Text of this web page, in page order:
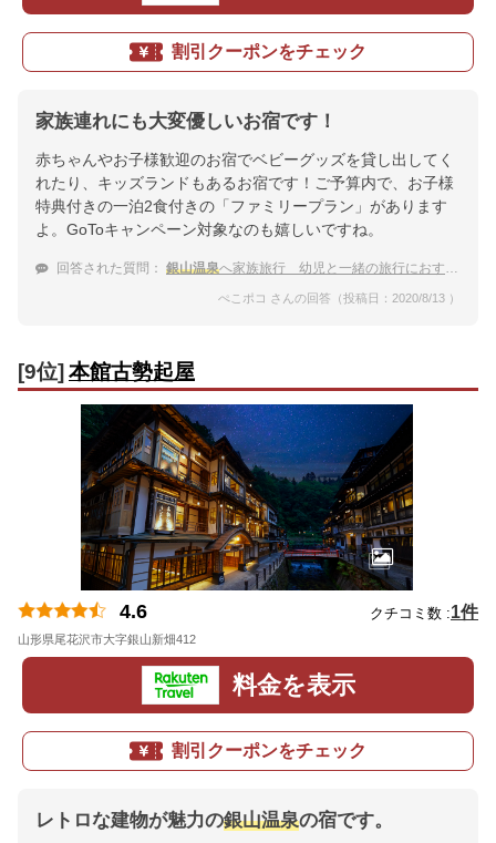
割引クーポンをチェック
家族連れにも大変優しいお宿です！
赤ちゃんやお子様歓迎のお宿でベビーグッズを貸し出してく
れたり、キッズランドもあるお宿です！ご予算内で、お子様
特典付きの一泊2食付きの「ファミリープラン」があります
よ。GoToキャンペーン対象なのも嬉しいですね。
回答された質問： 銀山温泉へ家族旅行 幼児と一緒の旅行におすすめな宿
ぺこポコ さんの回答（投稿日：2020/8/13 ）
[9位]本館古勢起屋
4.6 クチコミ数 :1件
山形県尾花沢市大字銀山新畑412
料金を表示
割引クーポンをチェック
レトロな建物が魅力の銀山温泉の宿です。